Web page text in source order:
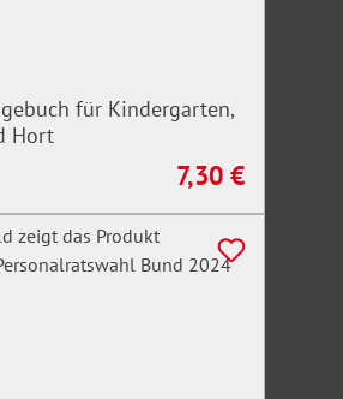
für Kindergarten,
Hort
Regulärer Preis:
7,30 €